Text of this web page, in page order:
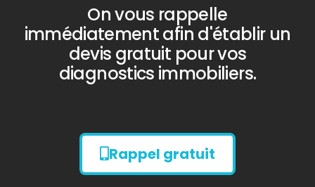
Diagnostic
AMIANTE
On vous rappelle
immédiatement afin d'établir un
devis gratuit pour vos
diagnostics immobiliers.
Rappel gratuit